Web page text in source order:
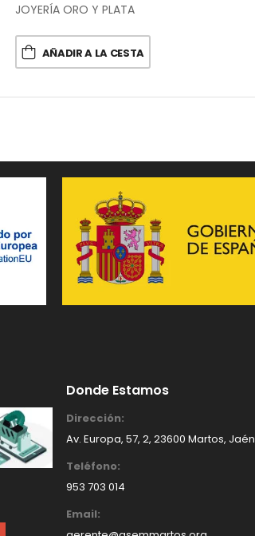
JOYERÍA ORO Y PLATA
AÑADIR A LA CESTA
Donde Estamos
Teléfono:
953 703 014
Email:
Dirección:
Av. Europa, 57, 2, 23600 Martos, Jaén